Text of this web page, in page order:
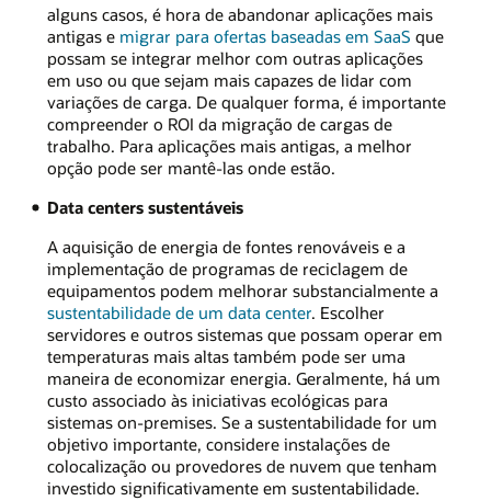
alguns casos, é hora de abandonar aplicações mais
antigas e migrar para ofertas baseadas em SaaS que
possam se integrar melhor com outras aplicações
em uso ou que sejam mais capazes de lidar com
variações de carga. De qualquer forma, é importante
compreender o ROI da migração de cargas de
trabalho. Para aplicações mais antigas, a melhor
opção pode ser mantê-las onde estão.
Data centers sustentáveis
A aquisição de energia de fontes renováveis e a
implementação de programas de reciclagem de
equipamentos podem melhorar substancialmente a
sustentabilidade de um data center. Escolher
servidores e outros sistemas que possam operar em
temperaturas mais altas também pode ser uma
maneira de economizar energia. Geralmente, há um
custo associado às iniciativas ecológicas para
sistemas on-premises. Se a sustentabilidade for um
objetivo importante, considere instalações de
colocalização ou provedores de nuvem que tenham
investido significativamente em sustentabilidade.